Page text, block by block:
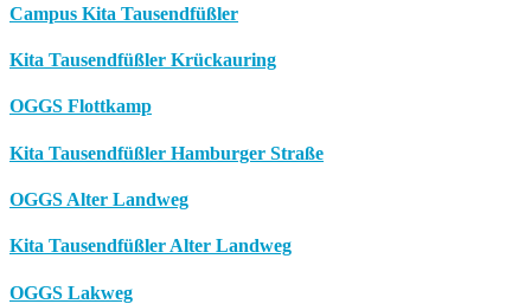
Campus Kita Tausendfüßler
Kita Tausendfüßler Krückauring
OGGS Flottkamp
Kita Tausendfüßler Hamburger Straße
OGGS Alter Landweg
Kita Tausendfüßler Alter Landweg
OGGS Lakweg